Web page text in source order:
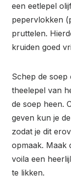
een eetlepel
pepervlokken
pruttelen.
kruiden goed
Schep de soep
theelepel van
de soep heen.
geven kun je
zodat je dit
opmaak. Maak
voila een
te likken.